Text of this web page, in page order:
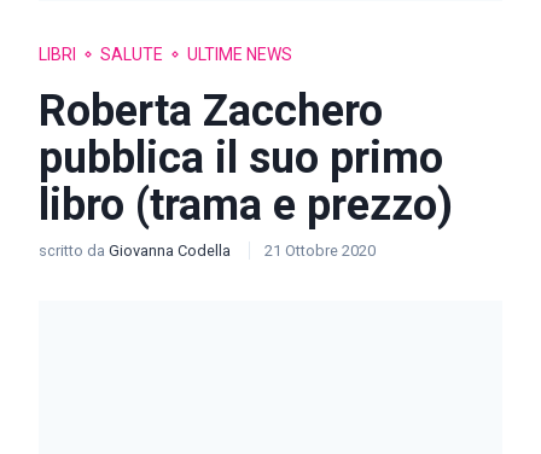
LIBRI SALUTE ULTIME NEWS
Roberta Zacchero
pubblica il suo primo
libro (trama e prezzo)
scritto da Giovanna Codella 21 Ottobre 2020